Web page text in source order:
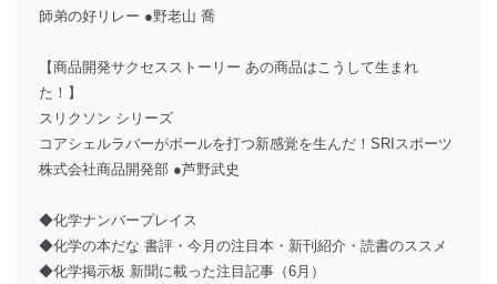
師弟の好リレー ●野老山 喬
【商品開発サクセスストーリー あの商品はこうして生まれ
た！】
スリクソン シリーズ
コアシェルラバーがボールを打つ新感覚を生んだ！SRIスポーツ
株式会社商品開発部 ●芦野武史
◆化学ナンバープレイス
◆化学の本だな 書評・今月の注目本・新刊紹介・読書のススメ
◆化学掲示板 新聞に載った注目記事（6月）